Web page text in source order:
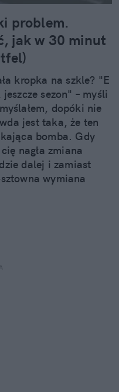
problem.
jak w 30 minut
kropka na szkle? "E
sezon" – myśli
dopóki nie
jest taka, że ten
bomba. Gdy
nagła zmiana
dalej i zamiast
wymiana
profesjonaliści radzą